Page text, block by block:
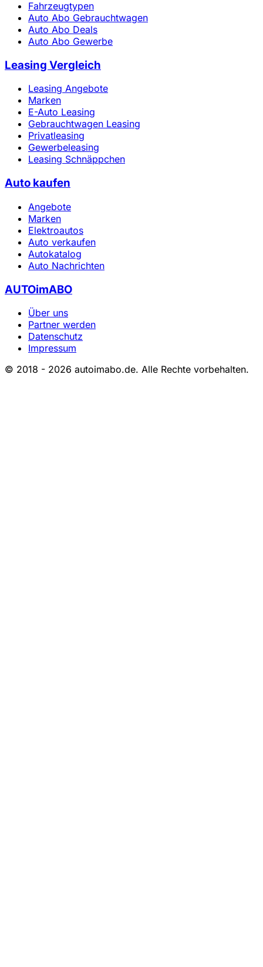
Fahrzeugtypen
Auto Abo Gebrauchtwagen
Auto Abo Deals
Auto Abo Gewerbe
Leasing Vergleich
Leasing Angebote
Marken
E-Auto Leasing
Gebrauchtwagen Leasing
Privatleasing
Gewerbeleasing
Leasing Schnäppchen
Auto kaufen
Angebote
Marken
Elektroautos
Auto verkaufen
Autokatalog
Auto Nachrichten
AUTOimABO
Über uns
Partner werden
Datenschutz
Impressum
© 2018 - 2026 autoimabo.de. Alle Rechte vorbehalten.